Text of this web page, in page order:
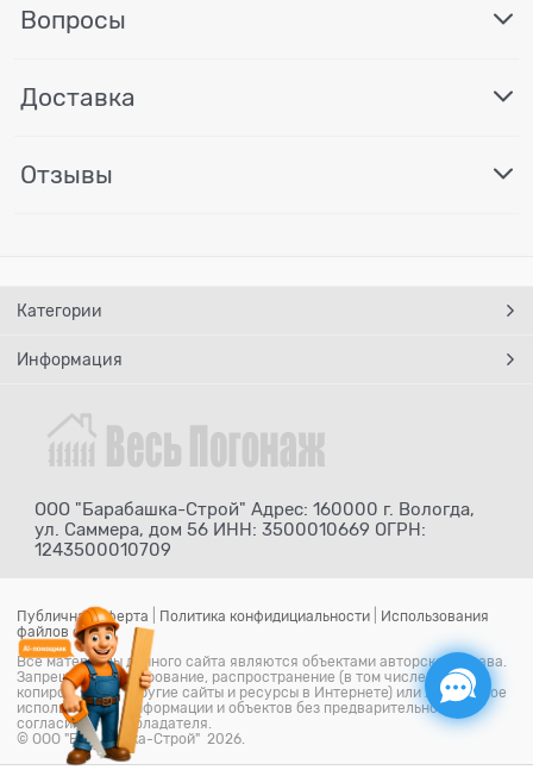
Вопросы
Доставка
Отзывы
Категории
Информация
ООО "Барабашка-Строй" Адрес: 160000 г. Вологда,
ул. Саммера, дом 56 ИНН: 3500010669 ОГРН:
1243500010709
Публичная оферта Политика конфидициальности
Использования
файлов cookie
Все материалы данного сайта являются объектами авторского права.
Запрещается копирование, распространение (в том числе путем
копирования на другие сайты и ресурсы в Интернете) или любое иное
использование информации и объектов без предварительного
согласия правообладателя.
© ООО "Барабашка-Строй" 2026.